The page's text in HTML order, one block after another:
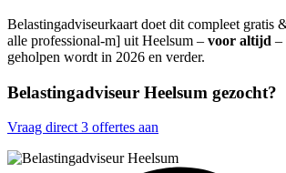
Belastingadviseurkaart doet dit compleet gratis
alle professional-m] uit Heelsum – voor altijd –
geholpen wordt in 2026 en verder.
Belastingadviseur Heelsum gezocht?
Vraag direct 3 offertes aan